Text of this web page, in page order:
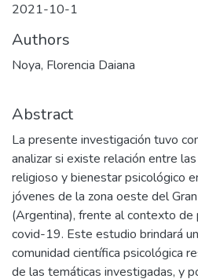
2021-10-1
Authors
Noya, Florencia Daiana
Abstract
La presente investigación tuvo
analizar si existe relación entre
religioso y bienestar psicológico
jóvenes de la zona oeste del
(Argentina), frente al contexto de
covid-19. Este estudio brindará
comunidad científica psicológica
de las temáticas investigadas, y